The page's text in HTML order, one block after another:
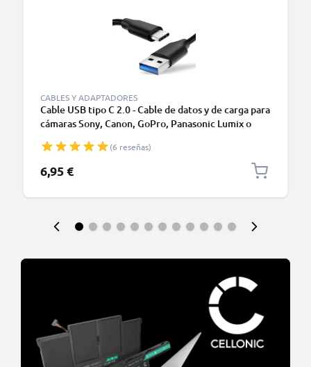
CABLES Y ADAPTADORES
Cable USB tipo C 2.0 - Cable de datos y de carga para
cámaras Sony, Canon, GoPro, Panasonic Lumix o
cargador USB tipo C(6 reseñas)
6,95 €